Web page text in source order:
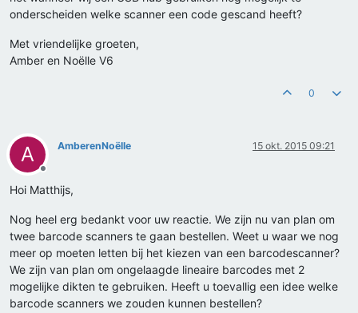
onderscheiden welke scanner een code gescand heeft?
Met vriendelijke groeten,
Amber en Noëlle V6
0
A
Offline
AmberenNoëlle 15 okt. 2015 09:21
Hoi Matthijs,
Nog heel erg bedankt voor uw reactie. We zijn nu van plan om
twee barcode scanners te gaan bestellen. Weet u waar we nog
meer op moeten letten bij het kiezen van een barcodescanner?
We zijn van plan om ongelaagde lineaire barcodes met 2
mogelijke dikten te gebruiken. Heeft u toevallig een idee welke
barcode scanners we zouden kunnen bestellen?